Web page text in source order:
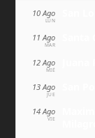
10 Ago
LUN
11 Ago
MAR
12 Ago
MIÉ
13 Ago
JUE
14 Ago
VIE